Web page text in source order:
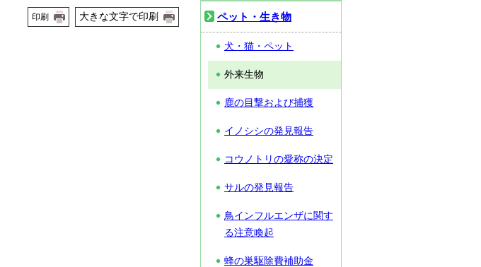
印刷 大きな文字で印刷 ペット・生き物
犬・猫・ペット
外来生物
鹿の目撃および捕獲
イノシシの発見報告
コウノトリの愛称の決定
サルの発見報告
鳥インフルエンザに関す
る注意喚起
蜂の巣駆除費補助金